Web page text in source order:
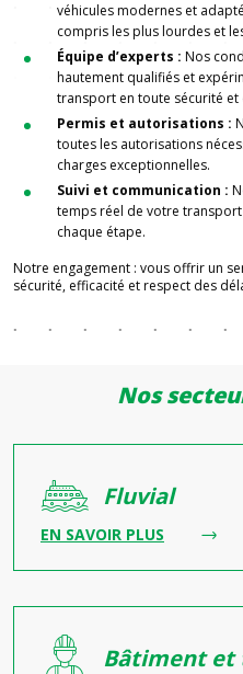
véhicules modernes et
compris les plus lourdes et
Équipe d’experts : Nos
hautement qualifiés et
transport en toute sécurité et
Permis et autorisations :
toutes les autorisations
charges exceptionnelles.
Suivi et communication :
temps réel de votre
chaque étape.
Notre engagement : vous offrir un
sécurité, efficacité et respect des
Nos
un savoir-faire
Fluvial
Levage &
EN SAVOIR PLUS
Bâtiment et